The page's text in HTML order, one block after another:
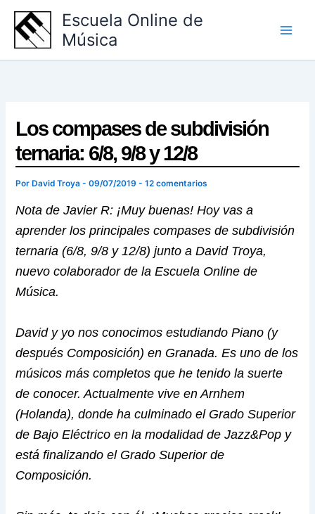
contenido
Escuela Online de
Música
Los compases de subdivisión
ternaria: 6/8, 9/8 y 12/8
Por David Troya-09/07/2019-12 comentarios
Nota de Javier R: ¡Muy buenas! Hoy vas a
aprender los principales compases de subdivisión
ternaria (6/8, 9/8 y 12/8) junto a David Troya,
nuevo colaborador de la Escuela Online de
Música.
David y yo nos conocimos estudiando Piano (y
después Composición) en Granada. Es uno de los
músicos más completos que he tenido la suerte
de conocer. Actualmente vive en Arnhem
(Holanda), donde ha culminado el Grado Superior
de Bajo Eléctrico en la modalidad de Jazz&Pop y
está finalizando el Grado Superior de
Composición.